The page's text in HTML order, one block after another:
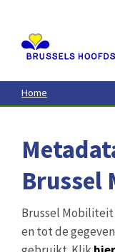
contenu
principal
Home
Brussel
Brussel
en tot de